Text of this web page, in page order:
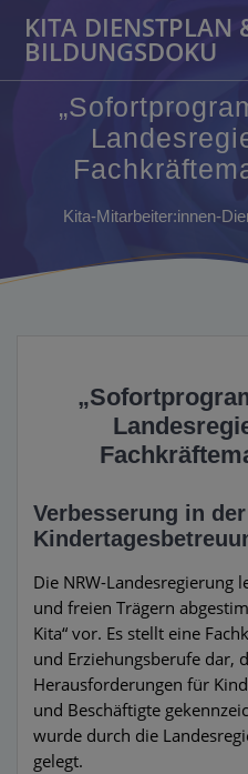
KITA DIENSTPLAN
BILDUNGSDOKU
Kita-Mitarbeiter:innen-
Verbesserung in der
Die NRW-Landesregierung
und freien Trägern
Kita“ vor. Es stellt eine
und Erziehungsberufe dar,
Herausforderungen für
und Beschäftigte
wurde durch die
gelegt.